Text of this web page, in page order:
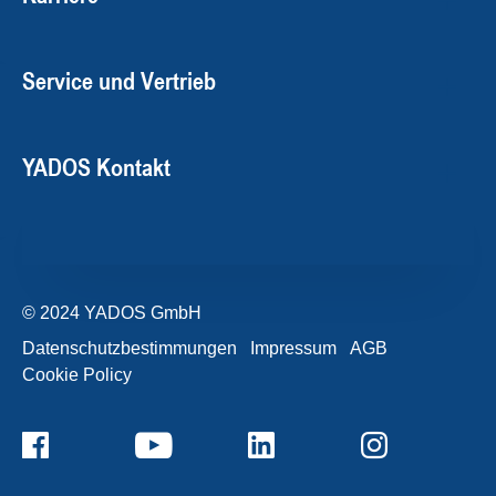
Service und Vertrieb
YADOS Kontakt
© 2024 YADOS GmbH
Datenschutzbestimmungen
Impressum
AGB
Cookie Policy